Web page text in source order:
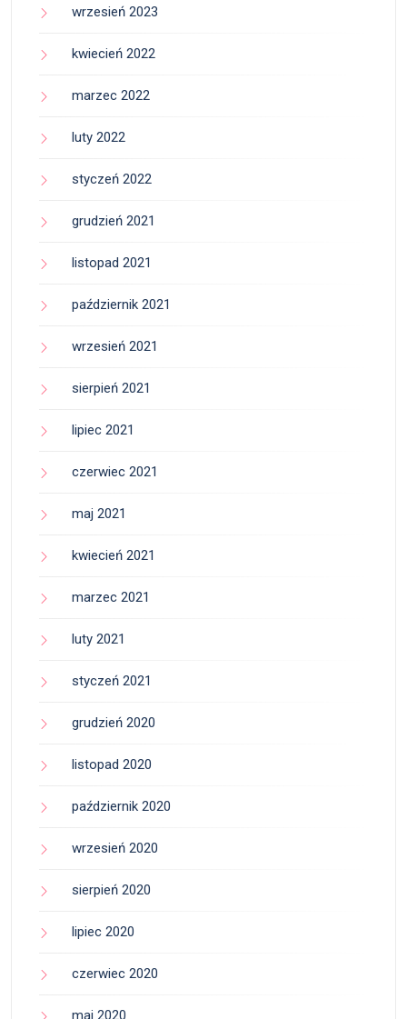
wrzesień 2023
kwiecień 2022
marzec 2022
luty 2022
styczeń 2022
grudzień 2021
listopad 2021
październik 2021
wrzesień 2021
sierpień 2021
lipiec 2021
czerwiec 2021
maj 2021
kwiecień 2021
marzec 2021
luty 2021
styczeń 2021
grudzień 2020
listopad 2020
październik 2020
wrzesień 2020
sierpień 2020
lipiec 2020
czerwiec 2020
maj 2020